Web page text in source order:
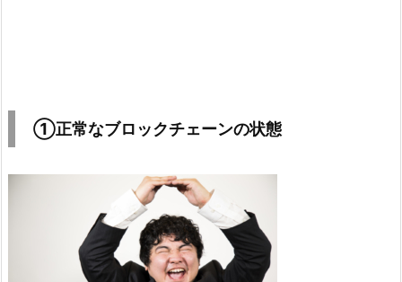
①正常なブロックチェーンの状態